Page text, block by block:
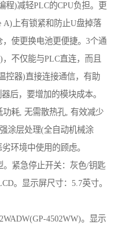
程)减轻PLC的CPU负担。更
A)上有锁紧和防止U盘掉落
使更换电池更便捷。3个通
不仅能与PLC直连，而且
控器)直接连接通信，有助
后，要增加的模块成本。
耗, 无需散热孔, 有效减少
涂层处理(全自动机械涂
环境中使用的顾虑。
。紧急停止开关：灰色/钥匙
。显示屏尺寸：5.7英寸。
4502WW)。显示